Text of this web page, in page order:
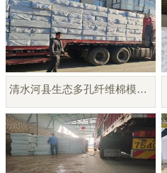
清水河县生态多孔纤维棉模块厂家